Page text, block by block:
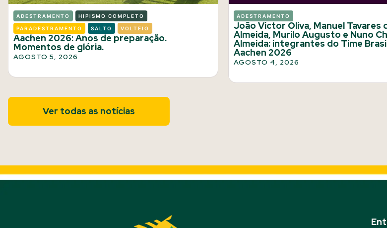
ADESTRAMENTO HIPISMO COMPLETO
PARADESTRAMENTO SALTO VOLTEIO
Aachen 2026: Anos de preparação.
Momentos de glória.
AGOSTO 5, 2026
ADESTRAMENTO
João Victor Oliva, Manuel Tavares
Almeida, Murilo Augusto e Nuno
Almeida: integrantes do Time
Aachen 2026
AGOSTO 4, 2026
Ver todas as notícias